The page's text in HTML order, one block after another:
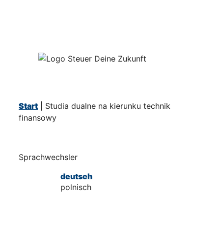
Start
Studia dualne na kierunku technik
finansowy
Sprachwechsler
deutsch
polnisch